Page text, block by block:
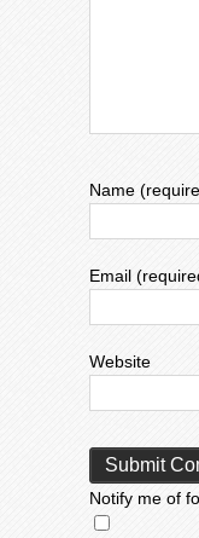
Name
Email
Website
Notify me of